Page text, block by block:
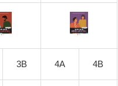
3B 4A 4B